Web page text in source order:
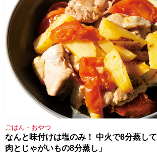
ごはん・おやつ
なんと味付けは塩のみ！ 中火で8分蒸し
肉とじゃがいもの8分蒸し」